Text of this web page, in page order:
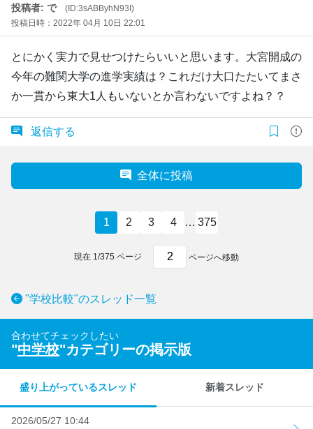
投稿者: で
(ID:3sABByhN93I)
投稿日時：2022年 04月 10日 22:01
とにかく実力で見せつけたらいいと思います。大宮開成の
今年の難関大学の進学実績は？これだけ大口たたいてまさ
か一貫から東大1人もいないとか言わないですよね？？
返信する
全体に投稿
1 2 3 4 … 375
現在 1 /375 ページ ページへ移動
"学校比較"のスレッド一覧
合わせてチェックしたい
"中学校"カテゴリーの掲示版
盛り上がっているスレッド 新着スレッド
2026/05/27 10:44